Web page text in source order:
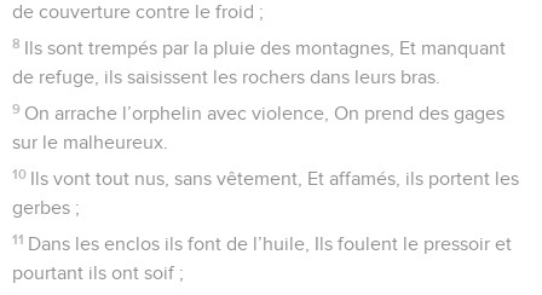
de couverture contre le froid ;
8 Ils sont trempés par la pluie des montagnes, Et manquant
de refuge, ils saisissent les rochers dans leurs bras.
9 On arrache l’orphelin avec violence, On prend des gages
sur le malheureux.
10 Ils vont tout nus, sans vêtement, Et affamés, ils portent les
gerbes ;
11 Dans les enclos ils font de l’huile, Ils foulent le pressoir et
pourtant ils ont soif ;